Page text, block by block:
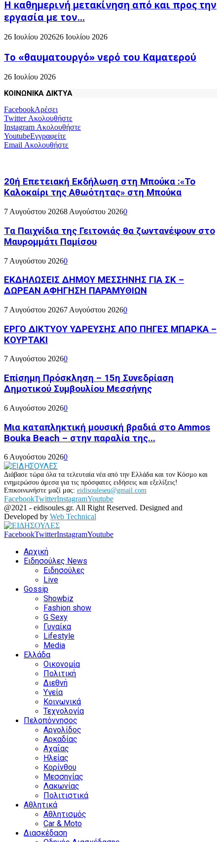
H καθημερινή μετακίνηση από και προς την
εργασία με τον...
26 Ιουλίου 202626 Ιουλίου 2026
Το «θαυματουργό» νερό του Καματερού
26 Ιουλίου 2026
ΚΟΙΝΩΝΙΚΑ ΔΙΚΤΥΑ
FacebookΑρέσει
TwitterΑκολουθήστε
Instagram Ακολουθήστε
YoutubeΕγγραφείτε
Email Ακολουθήστε
20ή Επετειακή Εκδήλωση στη Μπούκα :«Το
Καλοκαίρι της Αθωότητας» στη Μπούκα
7 Αυγούστου 20268 Αυγούστου 20260
Τα Παιχνίδια της Γειτονιάς θα ζωντανέψουν στο
Μαυρομμάτι Παμίσου
7 Αυγούστου 20260
ΕΚΔΗΛΩΣΕΙΣ ΔΗΜΟΥ ΜΕΣΣΗΝΗΣ ΓΙΑ ΣΚ –
ΔΩΡΕΑΝ ΑΦΗΓΗΣΗ ΠΑΡΑΜΥΘΙΩΝ
7 Αυγούστου 20267 Αυγούστου 20260
ΕΡΓΟ ΔΙΚΤΥΟΥ ΥΔΡΕΥΣΗΣ ΑΠΟ ΠΗΓΕΣ ΜΠΑΡΚΑ –
ΚΟΥΡΤΑΚΙ
7 Αυγούστου 20260
Επίσημη Πρόσκληση – 15η Συνεδρίαση
Δημοτικού Συμβουλίου Μεσσήνης
6 Αυγούστου 20260
Μια καταπληκτική μουσική βραδιά στο Ammos
Bouka Beach – στην παραλία της...
6 Αυγούστου 20260
Διάβασε τώρα όλα τα τελευταία νέα από την Ελλάδα και τον Κόσμο και
ενημερώσου άμεσα για τις πρόσφατες ειδήσεις και εξελίξεις!
Επικοινωνήστε μαζί μας: eidisouleseu@gmail.com
FacebookTwitterInstagramYoutube
@2021 - eidisoules.gr. All Right Reserved. Designed and
Developed by Web Technical
FacebookTwitterInstagramYoutube
Αρχική
Ειδησούλες News
Ειδησούλες
Live
Gossip
Showbiz
Fashion show
G Sexy
Γυναίκα
Lifestyle
Media
Ελλάδα
Οικονομία
Πολιτική
Διεθνή
Υγεία
Κοινωνικά
Τεχνολογία
Πελοπόννησος
Αργολίδος
Αρκαδίας
Αχαΐας
Ηλείας
Κορίνθου
Μεσσηνίας
Λακωνίας
Πολιτιστικά
Αθλητικά
Αθλητισμός
Car & Moto
Διασκέδαση